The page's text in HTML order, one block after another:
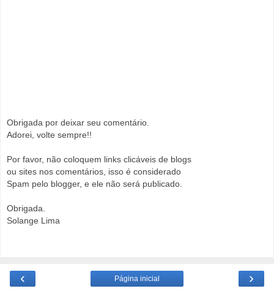
Obrigada por deixar seu comentário.
Adorei, volte sempre!!
Por favor, não coloquem links clicáveis de blogs
ou sites nos comentários, isso é considerado
Spam pelo blogger, e ele não será publicado.
Obrigada.
Solange Lima
‹ ›
Página inicial